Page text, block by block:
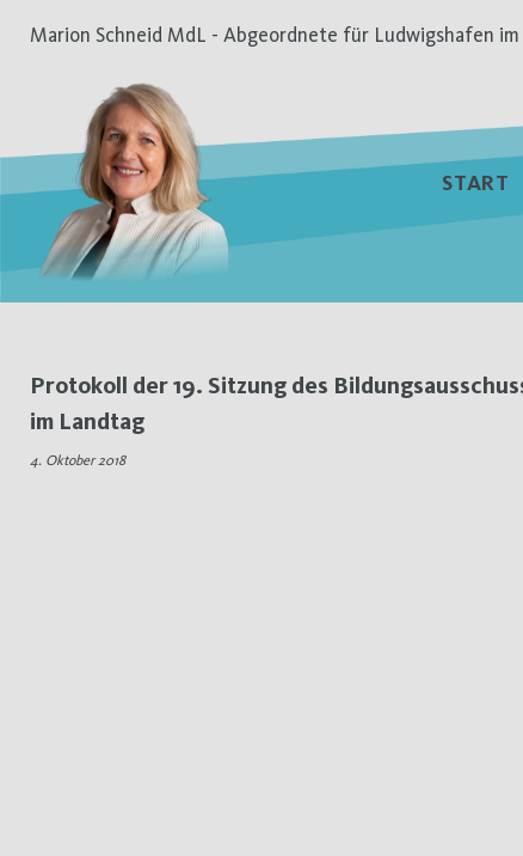
Inhalt
Marion Schneid MdL - Abgeordnete für Ludwigshafen
START
Tag:
4.
Protokoll der 19. Sitzung des
im Landtag
4. Oktober 2018